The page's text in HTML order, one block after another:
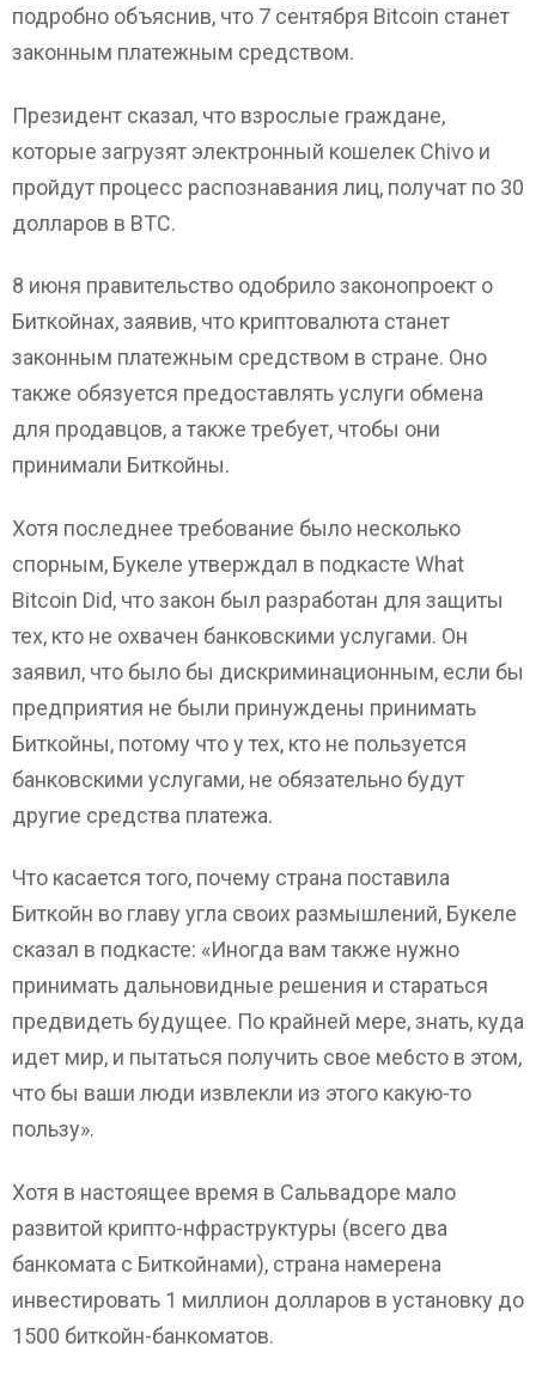
подробно объяснив, что 7 сентября Bitcoin станет
законным платежным средством.
Президент сказал, что взрослые граждане,
которые загрузят электронный кошелек Chivo и
пройдут процесс распознавания лиц, получат по 30
долларов в BTC.
8 июня правительство одобрило законопроект о
Биткойнах, заявив, что криптовалюта станет
законным платежным средством в стране. Оно
также обязуется предоставлять услуги обмена
для продавцов, а также требует, чтобы они
принимали Биткойны.
Хотя последнее требование было несколько
спорным, Букеле утверждал в подкасте What
Bitcoin Did, что закон был разработан для защиты
тех, кто не охвачен банковскими услугами. Он
заявил, что было бы дискриминационным, если бы
предприятия не были принуждены принимать
Биткойны, потому что у тех, кто не пользуется
банковскими услугами, не обязательно будут
другие средства платежа.
Что касается того, почему страна поставила
Биткойн во главу угла своих размышлений, Букеле
сказал в подкасте: «Иногда вам также нужно
принимать дальновидные решения и стараться
предвидеть будущее. По крайней мере, знать, куда
идет мир, и пытаться получить свое ме6сто в этом,
что бы ваши люди извлекли из этого какую-то
пользу».
Хотя в настоящее время в Сальвадоре мало
развитой крипто-нфраструктуры (всего два
банкомата с Биткойнами), страна намерена
инвестировать 1 миллион долларов в установку до
1500 биткойн-банкоматов.